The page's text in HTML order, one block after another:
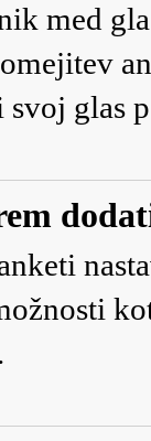
med
svoj glas